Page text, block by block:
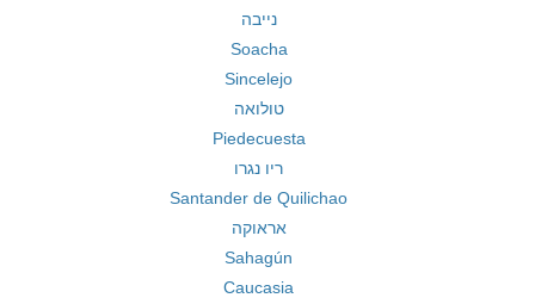
נייבה
Soacha
Sincelejo
טולואה
Piedecuesta
ריו נגרו
Santander de Quilichao
אראוקה
Sahagún
Caucasia